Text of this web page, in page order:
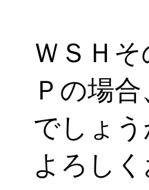
ＷＳＨ
Ｐの場
でしょ
よろし